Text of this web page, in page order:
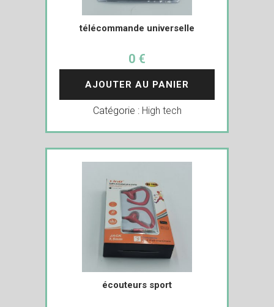
télécommande universelle
0 €
AJOUTER AU PANIER
Catégorie : High tech
écouteurs sport